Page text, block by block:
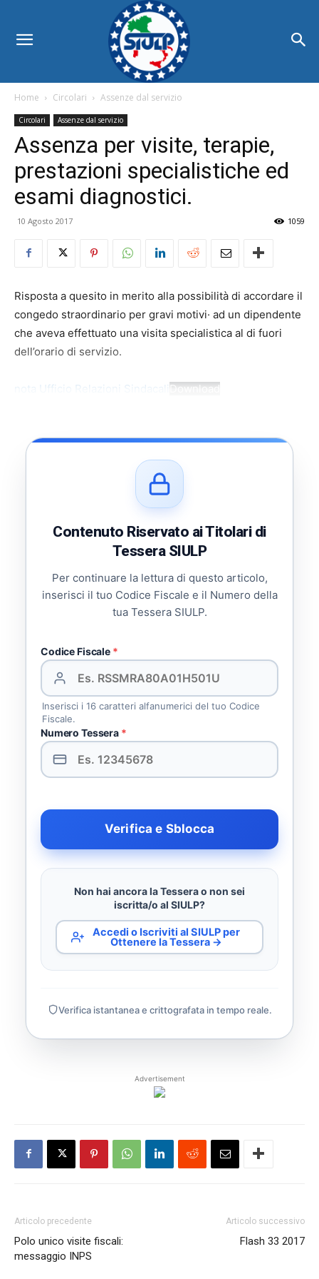
Home Circolari Assenze dal servizio
Circolari Assenze dal servizio
Assenza per visite, terapie,
prestazioni specialistiche ed
esami diagnostici.
10 Agosto 2017 1059
Risposta a quesito in merito alla possibilità di accordare il
congedo straordinario per gravi motivi· ad un dipendente
che aveva effettuato una visita specialistica al di fuori
dell’orario di servizio.
nota Ufficio Relazioni SindacaliDownload
Contenuto Riservato ai Titolari di
Tessera SIULP
Per continuare la lettura di questo articolo,
inserisci il tuo Codice Fiscale e il Numero della
tua Tessera SIULP.
Codice Fiscale *
Inserisci i 16 caratteri alfanumerici del tuo Codice
Fiscale.
Numero Tessera *
Verifica e Sblocca
Non hai ancora la Tessera o non sei
iscritta/o al SIULP?
Accedi o Iscriviti al SIULP per
Ottenere la Tessera →
Verifica istantanea e crittografata in tempo reale.
Advertisement
Articolo precedente
Polo unico visite fiscali:
messaggio INPS
Articolo successivo
Flash 33 2017